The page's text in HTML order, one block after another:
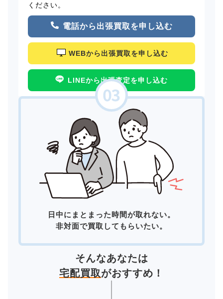
ください。
電話から出張買取を申し込む
WEBから出張買取を申し込む
LINEから出張査定を申し込む
日中にまとまった時間が取れない。
非対面で買取してもらいたい。
そんなあなたは
宅配買取がおすすめ！